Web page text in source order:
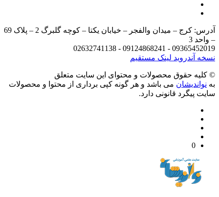
آدرس: کرج – میدان والفجر – خیابان یکتا – کوچه گلبرگ 2 – پلاک 69
3
09365452019 - 09124868241 -
آندرویدلینک مستقیم
حقوق محصولات و محتوای اين سایت متعلق
می باشد و هر گونه کپی برداری از محتوا و محصولات
پیگرد قانونی دارد.